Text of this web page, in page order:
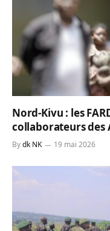
Nord-Kivu : les
collaborateurs des
Bydk NK 19 mai 2026